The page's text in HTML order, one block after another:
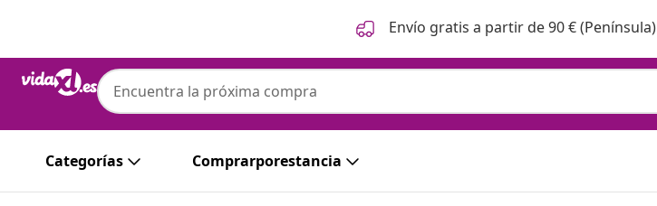
Envío gratis a partir de 90 € (Península)
Categorías Comprarporestancia